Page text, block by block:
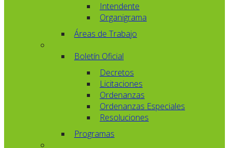
Intendente
Organigrama
Áreas de Trabajo
Boletín Oficial
Decretos
Licitaciones
Ordenanzas
Ordenanzas Especiales
Resoluciones
Programas